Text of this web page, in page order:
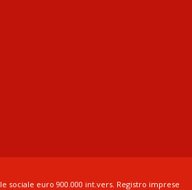
sociale euro 900.000 int.vers. Registro imprese